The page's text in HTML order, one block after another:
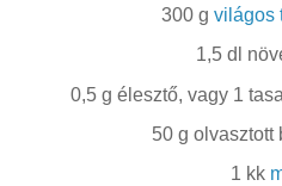
300 g világos
1,5 dl
0,5 g élesztő, vagy 1
50 g olvasztott
1 kk